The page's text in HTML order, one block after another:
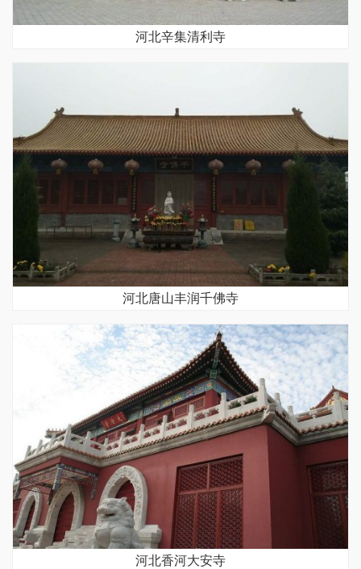
河北辛集清利寺
河北唐山丰润千佛寺
河北香河大安寺